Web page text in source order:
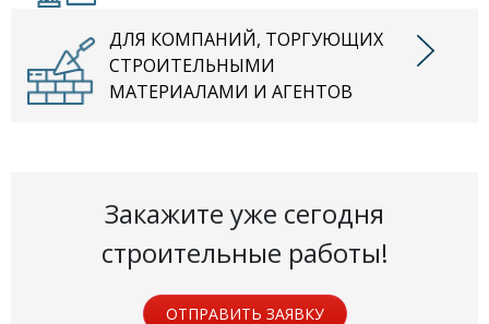
ДЛЯ КОМПАНИЙ, ТОРГУЮЩИХ
СТРОИТЕЛЬНЫМИ
МАТЕРИАЛАМИ И АГЕНТОВ
Закажите уже сегодня
строительные работы!
ОТПРАВИТЬ ЗАЯВКУ